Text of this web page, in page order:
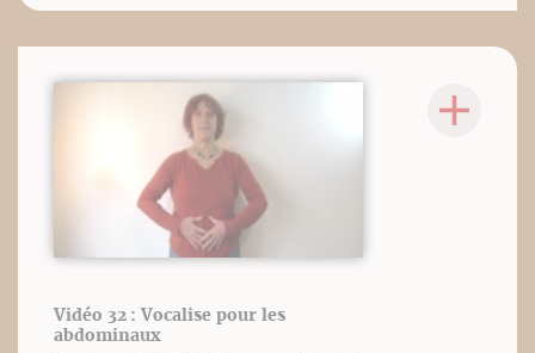
Vidéo 32 : Vocalise pour les
abdominaux